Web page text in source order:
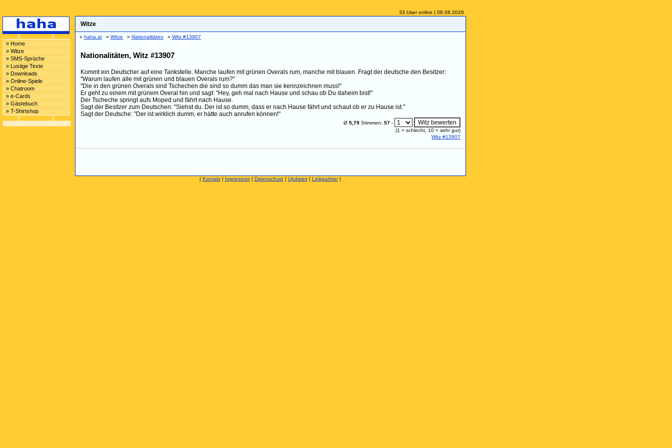
» Home
» Witze
» SMS-Sprüche
» Lustige Texte
» Downloads
» Online-Spiele
» Chatroom
» e-Cards
» Gästebuch
» T-Shirtshop
33 User online | 08.08.2026
Witze
» haha.at » Witze » Nationalitäten » Witz #13907
Nationalitäten, Witz #13907
Kommt ein Deutscher auf eine Tankstelle. Manche laufen mit grünen Overals rum, manche mit blauen. Fragt der deutsche den Besitzer:
"Warum laufen alle mit grünen und blauen Overals rum?"
"Die in den grünen Overals sind Tschechen die sind so dumm das man sie kennzeichnen muss!"
Er geht zu einem mit grünem Overal hin und sagt: "Hey, geh mal nach Hause und schau ob Du daheim bist!"
Der Tscheche springt aufs Moped und fährt nach Hause.
Sagt der Besitzer zum Deutschen: "Siehst du. Der ist so dumm, dass er nach Hause fährt und schaut ob er zu Hause ist."
Sagt der Deutsche: "Der ist wirklich dumm, er hätte auch anrufen können!"
Ø 5,79 Stimmen: 57 -
(1 = schlecht, 10 = sehr gut)
Witz #13907
| Kontakt| Impressum| Datenschutz| Updates| Linkpartner|